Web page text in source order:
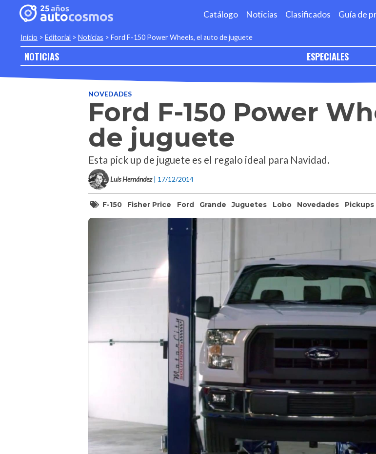
Catálogo Noticias Clasificados Guía de
Inicio > Editorial > Noticias > Ford F-150 Power Wheels, el auto de juguete
NOTICIAS ESPECIALES
NOVEDADES
Ford F-150 Power
de juguete
Esta pick up de juguete es el regalo ideal para Navidad.
Luis Hernández | 17/12/2014
F-150 Fisher Price Ford Grande Juguetes Lobo Novedades Pickups